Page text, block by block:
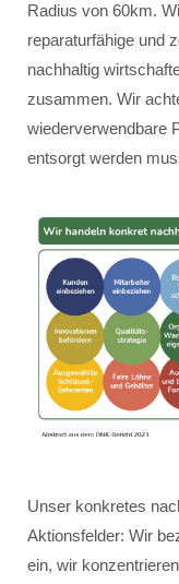
Radius von 60km.
reparaturfähige und
nachhaltig
zusammen. Wir
wiederverwendbare
entsorgt werden
Unser konkretes
Aktionsfelder: Wir
ein, wir